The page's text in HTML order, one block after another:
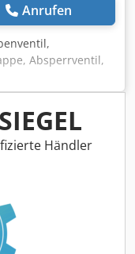
Anrufen
Absperrventil,
Absperrschieber
DN25 PN6 -
Stück -Abmessung:
-Gewicht: 2,3
Händler